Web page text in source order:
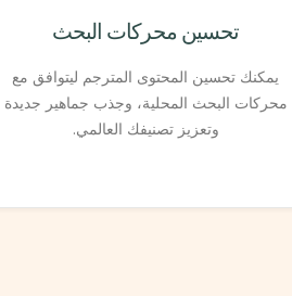
تحسين محركات البحث
يمكنك تحسين المحتوى المترجم ليتوافق مع
محركات البحث المحلية، وجذب جماهير جديدة
وتعزيز تصنيفك العالمي.